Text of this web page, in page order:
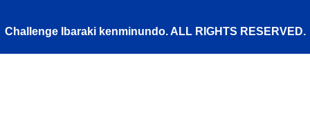
Challenge Ibaraki kenminundo. ALL RIGHTS RESERVED.